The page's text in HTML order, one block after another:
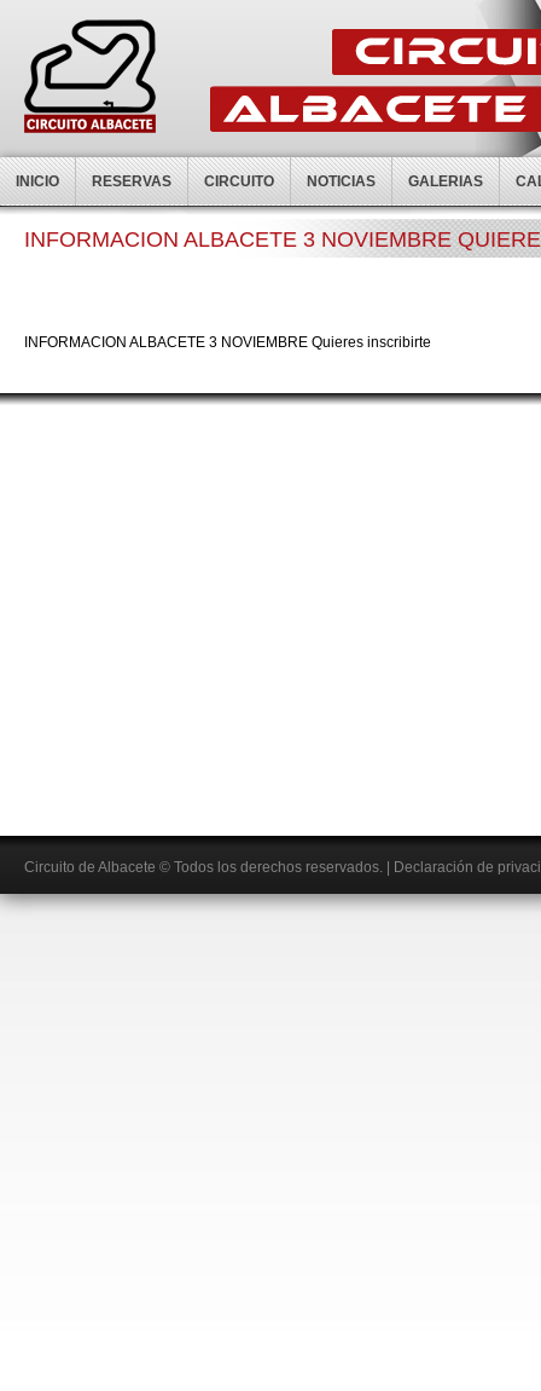
INICIO RESERVAS CIRCUITO NOTICIAS GALERIAS
INFORMACION ALBACETE 3 NOVIEMBRE
INFORMACION ALBACETE 3 NOVIEMBRE Quieres inscribirte
Circuito de Albacete © Todos los derechos reservados. Declaración de